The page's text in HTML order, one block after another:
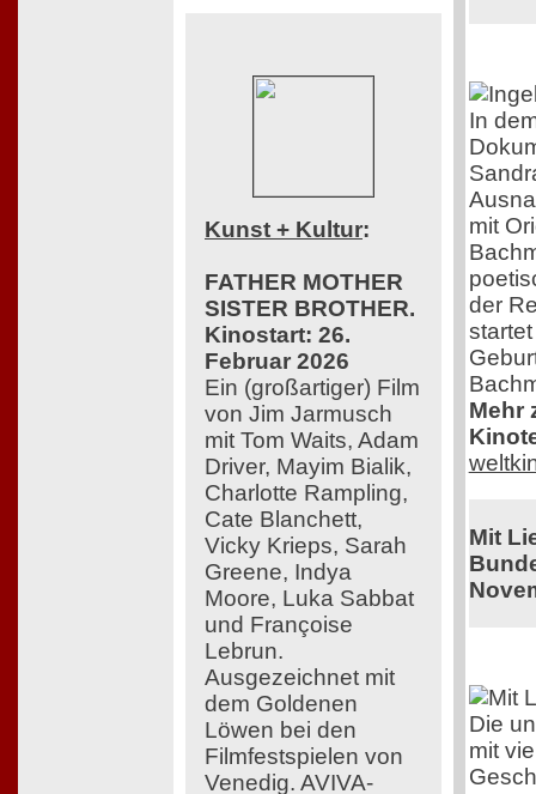
Kunst + Kultur:
FATHER MOTHER
SISTER BROTHER.
Kinostart: 26.
Februar 2026
Ein (großartiger) Film
von Jim Jarmusch
mit Tom Waits, Adam
Driver, Mayim Bialik,
Charlotte Rampling,
Cate Blanchett,
Vicky Krieps, Sarah
Greene, Indya
Moore, Luka Sabbat
und Françoise
Lebrun.
Ausgezeichnet mit
dem Goldenen
Löwen bei den
Filmfestspielen von
Venedig. AVIVA-
In
mit
der
Mehr
Mit
Die
mit